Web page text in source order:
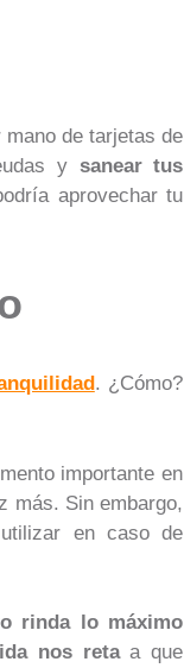
de tarjetas de
y sanear tus
aprovechar tu
. ¿Cómo?
importante en
más. Sin embargo,
en caso de
rinda lo máximo
nos retaa que